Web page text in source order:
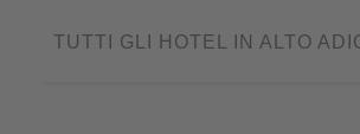
TUTTI GLI HOTEL IN ALTO